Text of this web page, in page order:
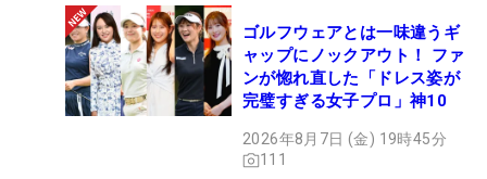
ゴルフウェアとは一味違うギ
ャップにノックアウト！ ファ
ンが惚れ直した「ドレス姿が
完璧すぎる女子プロ」神10
2026年8月7日 (金) 19時45分
111